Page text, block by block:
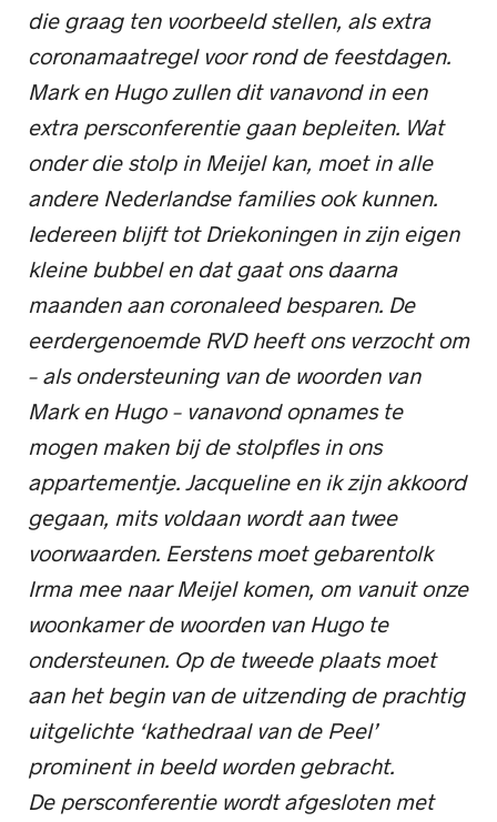
die graag ten voorbeeld stellen, als extra
coronamaatregel voor rond de feestdagen.
Mark en Hugo zullen dit vanavond in een
extra persconferentie gaan bepleiten. Wat
onder die stolp in Meijel kan, moet in alle
andere Nederlandse families ook kunnen.
Iedereen blijft tot Driekoningen in zijn eigen
kleine bubbel en dat gaat ons daarna
maanden aan coronaleed besparen. De
eerdergenoemde RVD heeft ons verzocht om
– als ondersteuning van de woorden van
Mark en Hugo – vanavond opnames te
mogen maken bij de stolpfles in ons
appartementje. Jacqueline en ik zijn akkoord
gegaan, mits voldaan wordt aan twee
voorwaarden. Eerstens moet gebarentolk
Irma mee naar Meijel komen, om vanuit onze
woonkamer de woorden van Hugo te
ondersteunen. Op de tweede plaats moet
aan het begin van de uitzending de prachtig
uitgelichte ‘kathedraal van de Peel’
prominent in beeld worden gebracht.
De persconferentie wordt afgesloten met